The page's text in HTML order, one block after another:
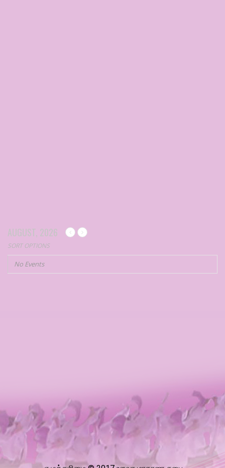
AUGUST, 2026
SORT OPTIONS
No Events